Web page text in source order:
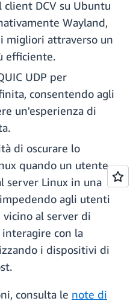
DCV su Ubuntu
Wayland,
migliori attraverso un
efficiente.
UDP per
consentendo agli
un'esperienza di
di oscurare lo
quando un utente
server Linux in una
agli utenti
al server di
con la
i dispositivi di
consulta le note di